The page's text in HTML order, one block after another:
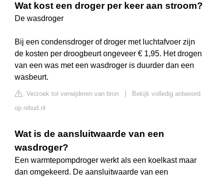
Wat kost een droger per keer aan stroom?
De wasdroger
Bij een condensdroger of droger met luchtafvoer zijn
de kosten per droogbeurt ongeveer € 1,95. Het drogen
van een was met een wasdroger is duurder dan een
wasbeurt.
Verzoek tot verwijderen van bron
Bekijk volledig antwoord
op nibud.nl
Wat is de aansluitwaarde van een
wasdroger?
Een warmtepompdroger werkt als een koelkast maar
dan omgekeerd. De aansluitwaarde van een